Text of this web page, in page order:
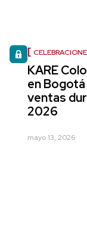
KARE
en
ventas
2026
mayo 13, 2026